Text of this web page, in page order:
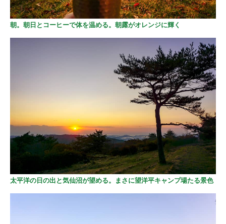
朝。朝日とコーヒーで体を温める。朝露がオレンジに輝く
太平洋の日の出と気仙沼が望める。まさに望洋平キャンプ場たる景色